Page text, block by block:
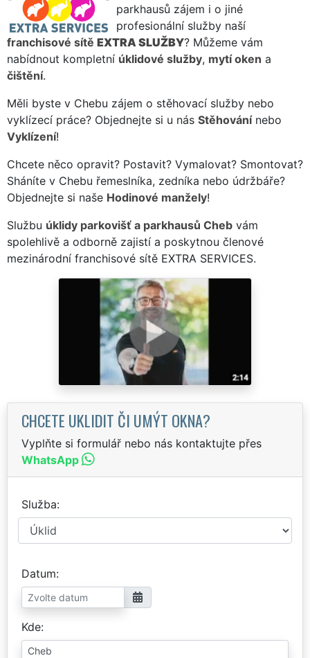
parkhausů zájem i o jiné
profesionální služby naší
franchisové sítě EXTRA SLUŽBY? Můžeme vám
nabídnout kompletní úklidové služby, mytí oken a
čištění.
Měli byste v Chebu zájem o stěhovací služby nebo
vyklízecí práce? Objednejte si u nás Stěhovánínebo
Vyklízení!
Chcete něco opravit? Postavit? Vymalovat? Smontovat?
Sháníte v Chebu řemeslníka, zedníka nebo údržbáře?
Objednejte si naše Hodinové manžely!
Službu úklidy parkovišť a parkhausů Cheb vám
spolehlivě a odborně zajistí a poskytnou členové
mezinárodní franchisové sítě EXTRA SERVICES.
CHCETE UKLIDIT ČI UMÝT OKNA?
Vyplňte si formulář nebo nás kontaktujte přes
WhatsApp
Služba
Datum
Kde